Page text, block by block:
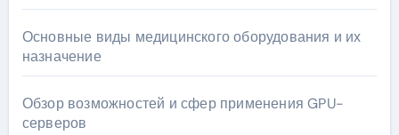
Основные виды медицинского оборудования и их
назначение
Обзор возможностей и сфер применения GPU-
серверов